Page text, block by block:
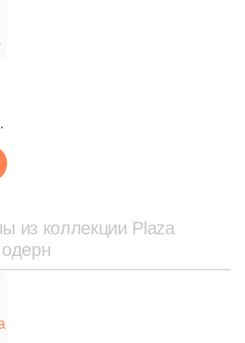
из коллекции Plaza